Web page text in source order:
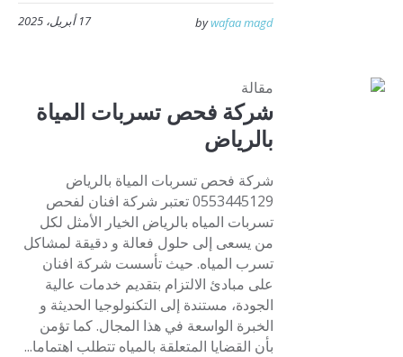
17 أبريل، 2025 bywafaa magd
مقالة
شركة فحص تسربات المياة
بالرياض
شركة فحص تسربات المياة بالرياض
0553445129 تعتبر شركة افنان لفحص
تسربات المياه بالرياض الخيار الأمثل لكل
من يسعى إلى حلول فعالة و دقيقة لمشاكل
تسرب المياه. حيث تأسست شركة افنان
على مبادئ الالتزام بتقديم خدمات عالية
الجودة، مستندة إلى التكنولوجيا الحديثة و
الخبرة الواسعة في هذا المجال. كما تؤمن
بأن القضايا المتعلقة بالمياه تتطلب اهتماما...